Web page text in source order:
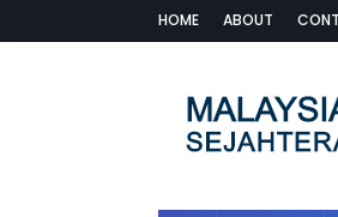
HOME ABOUT